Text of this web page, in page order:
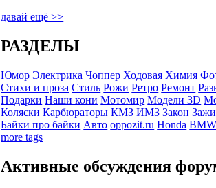
давай ещё >>
РАЗДЕЛЫ
Юмор Электрика Чоппер Ходовая Химия
Стихи и проза Стиль Рожи Ретро Ремонт
Подарки Наши кони Мотомир Модели 3D
Коляски Карбюраторы КМЗ ИМЗ Закон
Байки про байки Авто oppozit.ru Honda BMW
more tags
Активные обсуждения